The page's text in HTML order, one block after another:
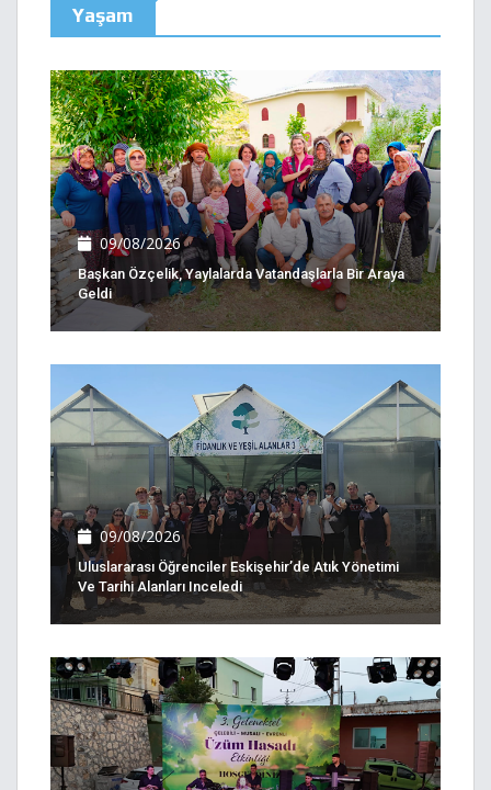
Yaşam
09/08/2026
Başkan Özçelik, Yaylalarda Vatandaşlarla Bir Araya
Geldi
09/08/2026
Uluslararası Öğrenciler Eskişehir’de Atık Yönetimi
Ve Tarihi Alanları Inceledi